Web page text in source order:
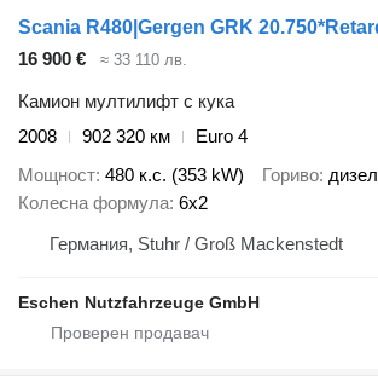
16 900 € ≈ 33 110 лв.
Камион мултилифт с кука
2008
902 320 км
Euro 4
Мощност 480 к.с. (353 kW) Гориво дизел
Колесна формула 6x2
Германия, Stuhr / Groß Mackenstedt
Eschen Nutzfahrzeuge GmbH